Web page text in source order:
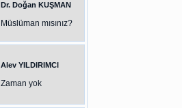
Dr. Doğan KUŞMAN
Müslüman mısınız?
Alev YILDIRIMCI
Zaman yok